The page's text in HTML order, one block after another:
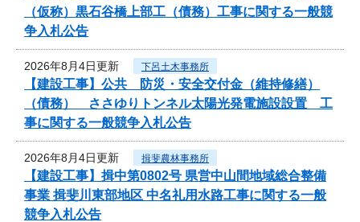
（仮称）黒石谷橋上部工（債務）工事に関する一般競
争入札公告
2026年8月4日更新 下呂土木事務所
【建設工事】公共 防災・安全交付金（維持修繕）
（債務） ささゆりトンネル太陽光発電施設設置 工
事に関する一般競争入札公告
2026年8月4日更新 揖斐農林事務所
【建設工事】揖中第0802号 県営中山間地域総合整備
事業 揖斐川東部地区 中名礼用水路工事に関する一般
競争入札公告